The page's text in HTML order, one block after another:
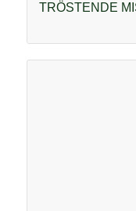
TRÖSTENDE